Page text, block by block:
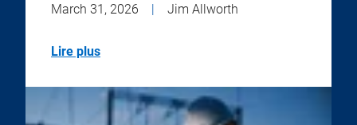
March 31, 2026 | Jim Allworth
Lire plus